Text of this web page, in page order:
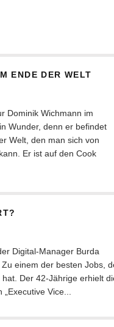
ENDE DER WELT
Dominik Wichmann im
Wunder, denn er befindet
Welt, den man sich von
Er ist auf den Cook
Digital-Manager Burda
einem der besten Jobs,
Der 42-Jährige erhielt
„Executive Vice...